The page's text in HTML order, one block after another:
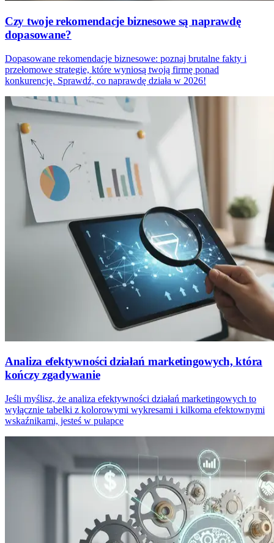
Czy twoje rekomendacje biznesowe są naprawdę
dopasowane?
Dopasowane rekomendacje biznesowe: poznaj brutalne fakty i
przełomowe strategie, które wyniosą twoją firmę ponad
konkurencję. Sprawdź, co naprawdę działa w 2026!
Analiza efektywności działań marketingowych, która
kończy zgadywanie
Jeśli myślisz, że analiza efektywności działań marketingowych to
wyłącznie tabelki z kolorowymi wykresami i kilkoma efektownymi
wskaźnikami, jesteś w pułapce